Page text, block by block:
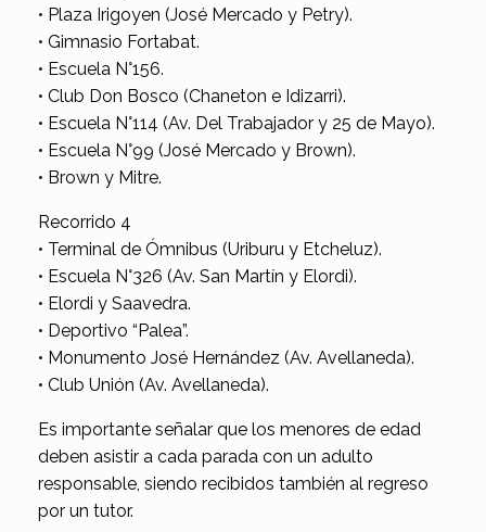
• Plaza Irigoyen (José Mercado y Petry).
• Gimnasio Fortabat.
• Escuela N°156.
• Club Don Bosco (Chaneton e Idizarri).
• Escuela N°114 (Av. Del Trabajador y 25 de Mayo).
• Escuela N°99 (José Mercado y Brown).
• Brown y Mitre.
Recorrido 4
• Terminal de Ómnibus (Uriburu y Etcheluz).
• Escuela N°326 (Av. San Martín y Elordi).
• Elordi y Saavedra.
• Deportivo “Palea”.
• Monumento José Hernández (Av. Avellaneda).
• Club Unión (Av. Avellaneda).
Es importante señalar que los menores de edad
deben asistir a cada parada con un adulto
responsable, siendo recibidos también al regreso
por un tutor.